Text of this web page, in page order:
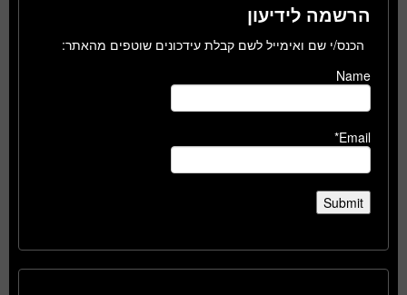
הרשמה לידיעון
הכנס/י שם ואימייל לשם קבלת עידכונים שוטפים מהאתר:
Name
Email*